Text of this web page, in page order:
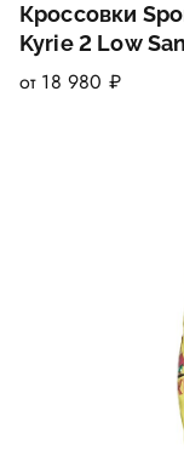
Кроссовки
Kyrie 2 Low
от 18 980 ₽